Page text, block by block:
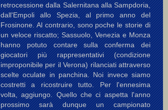
retrocessione dalla Salernitana alla Sampdoria,
dall'Empoli allo Spezia, al primo anno del
Frosinone. Al contrario, sono poche le storie di
un veloce riscatto; Sassuolo, Venezia e Monza
hanno potuto contare sulla conferma dei
giocatori più rappresentativi (condizione
improponibile per il Verona) rilanciati attraverso
scelte oculate in panchina. Noi invece siamo
costretti a ricostruire tutto. Per l'ennesima
volta, aggiungo. Quello che ci aspetta l'anno
prossimo sarà dunque un campionato